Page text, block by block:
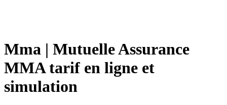
Mma | Mutuelle Assurance
MMA tarif en ligne et
simulation